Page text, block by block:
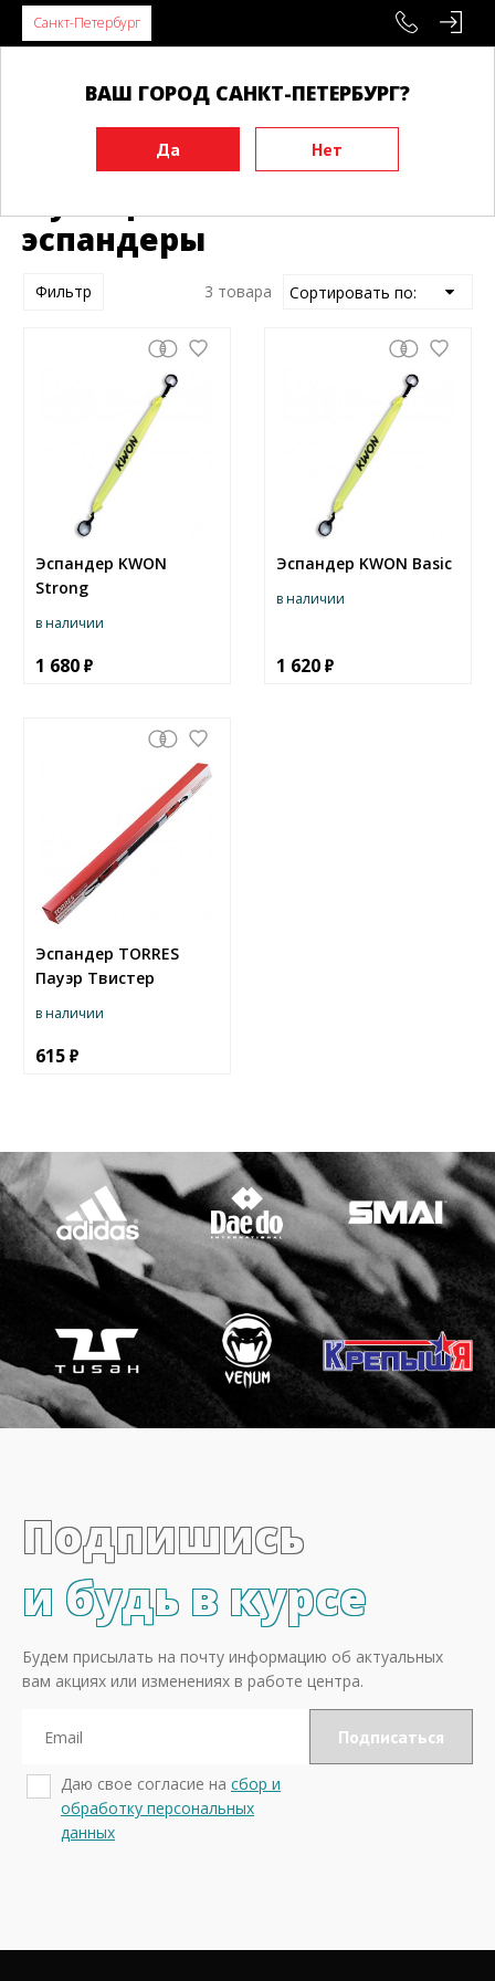
Санкт-Петербург
ВАШ ГОРОД САНКТ-ПЕТЕРБУРГ?
Главная
Эспандеры
Функциональные эспандеры
эспандеры
Фильтр 3 товара
Эспандер KWON
Strong
в наличии
1 680
Эспандер KWON Basic
в наличии
1 620
Эспандер TORRES
Пауэр Твистер
в наличии
615
Подпишись
и будь в курсе
Будем присылать на почту информацию об актуальных
вам акциях или изменениях в работе центра.
Даю свое согласие на сбор и
обработку персональных
данных